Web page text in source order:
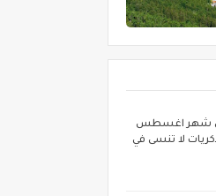
في شهر اغسطس
لا تنسى في